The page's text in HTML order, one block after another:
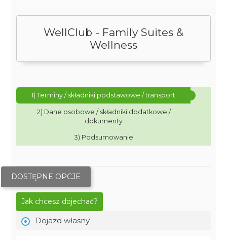
WellClub - Family Suites &
Wellness
1) Terminy / składniki podstawowe / transport
2) Dane osobowe / składniki dodatkowe /
dokumenty
3) Podsumowanie
DOSTĘPNE OPCJE
Jak chcesz dojechać?
Dojazd własny